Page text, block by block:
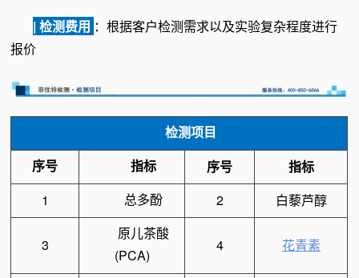
| 检测费用 ：根据客户检测需求以及实验复杂程度进行
报价
检测项目
序号
指标 序号
指标
1
总多酚 2 白藜芦醇
3
原儿茶酸
(PCA)
4 花青素